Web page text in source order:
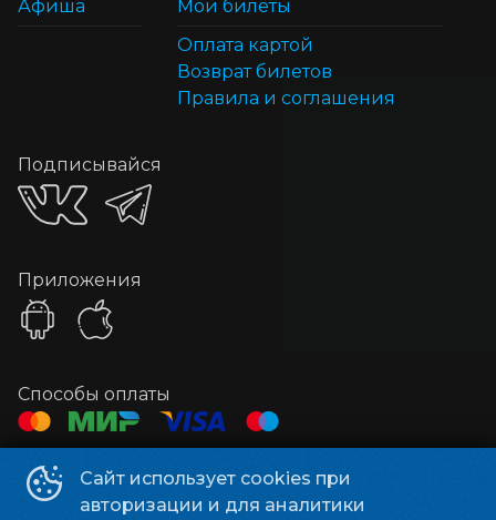
Сайт использует cookies при
авторизации и для аналитики
Афиша
Мои билеты
Оплата картой
Возврат билетов
Правила и соглашения
Подписывайся
Приложения
Способы оплаты
Контакты
Касса
+7 3513 79-04-11